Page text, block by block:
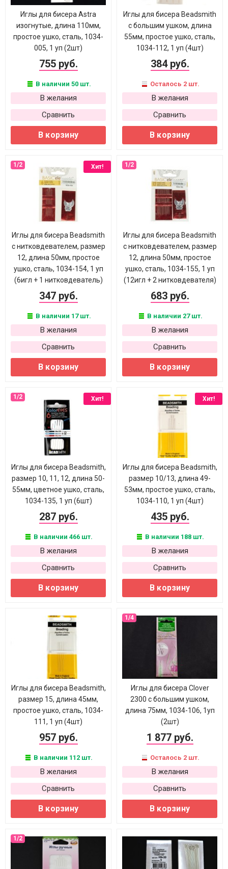
Иглы для бисера Astra
изогнутые, длина 110мм,
простое ушко, сталь, 1034-
005, 1 уп (2шт)
755 руб.
В наличии 50 шт.
В желания
Сравнить
В корзину
Иглы для бисера Beadsmith
с большим ушком, длина
55мм, простое ушко, сталь,
1034-112, 1 уп (4шт)
384 руб.
Осталось 2 шт.
В желания
Сравнить
В корзину
Хит!
Иглы для бисера Beadsmith
с нитковдевателем, размер
12, длина 50мм, простое
ушко, сталь, 1034-154, 1 уп
(6игл + 1 нитковдеватель)
347 руб.
В наличии 17 шт.
В желания
Сравнить
В корзину
Иглы для бисера Beadsmith
с нитковдевателем, размер
12, длина 50мм, простое
ушко, сталь, 1034-155, 1 уп
(12игл + 2 нитковдевателя)
683 руб.
В наличии 27 шт.
В желания
Сравнить
В корзину
Хит!
Иглы для бисера Beadsmith,
размер 10, 11, 12, длина 50-
55мм, цветное ушко, сталь,
1034-135, 1 уп (6шт)
287 руб.
В наличии 466 шт.
В желания
Сравнить
В корзину
Хит!
Иглы для бисера Beadsmith,
размер 10/13, длина 49-
53мм, простое ушко, сталь,
1034-110, 1 уп (4шт)
435 руб.
В наличии 188 шт.
В желания
Сравнить
В корзину
Иглы для бисера Beadsmith,
размер 15, длина 45мм,
простое ушко, сталь, 1034-
111, 1 уп (4шт)
957 руб.
В наличии 112 шт.
В желания
Сравнить
В корзину
Иглы для бисера Clover
2300 с большим ушком,
длина 75мм, 1034-106, 1уп
(2шт)
1 877 руб.
Осталось 2 шт.
В желания
Сравнить
В корзину